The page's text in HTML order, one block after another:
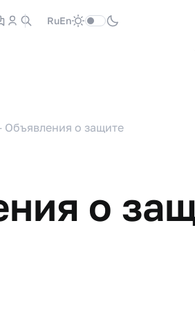
RuEn
Объявления о защите
о